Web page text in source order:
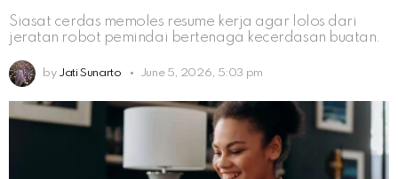
Siasat cerdas memoles resume kerja agar lolos dari
jeratan robot pemindai bertenaga kecerdasan buatan.
by Jati Sunarto June 5, 2026, 5:03 pm